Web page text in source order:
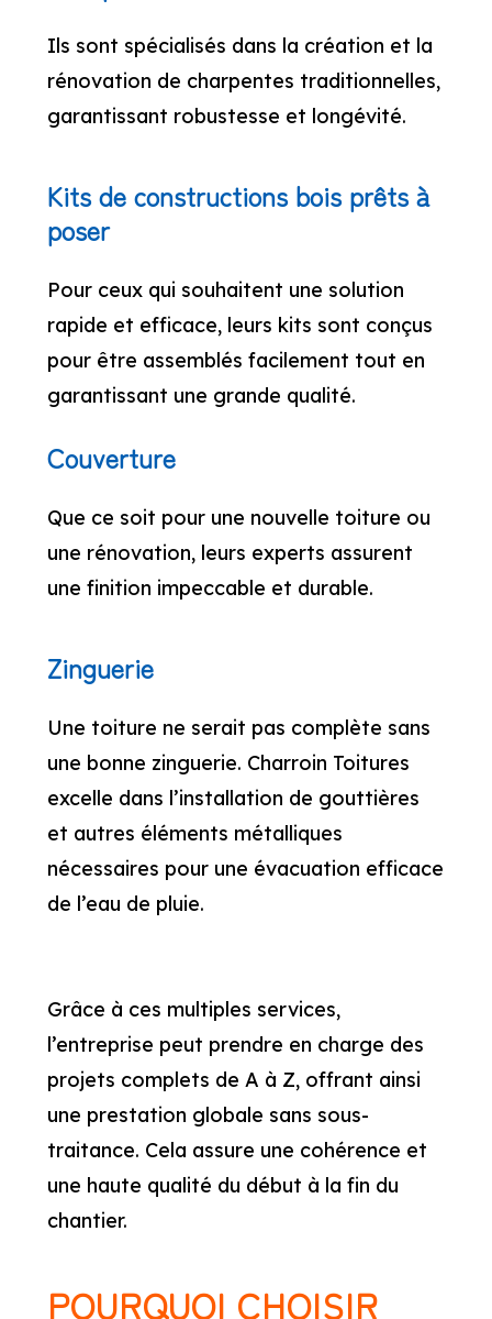
Ils sont spécialisés dans la création et la
rénovation de charpentes traditionnelles,
garantissant robustesse et longévité.
Kits de constructions bois prêts à
poser
Pour ceux qui souhaitent une solution
rapide et efficace, leurs kits sont conçus
pour être assemblés facilement tout en
garantissant une grande qualité.
Couverture
Que ce soit pour une nouvelle toiture ou
une rénovation, leurs experts assurent
une finition impeccable et durable.
Zinguerie
Une toiture ne serait pas complète sans
une bonne zinguerie. Charroin Toitures
excelle dans l’installation de gouttières
et autres éléments métalliques
nécessaires pour une évacuation efficace
de l’eau de pluie.
Grâce à ces multiples services,
l’entreprise peut prendre en charge des
projets complets de A à Z, offrant ainsi
une prestation globale sans sous-
traitance. Cela assure une cohérence et
une haute qualité du début à la fin du
chantier.
POURQUOI CHOISIR